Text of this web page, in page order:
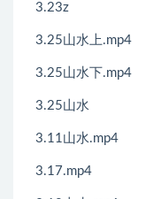
3.23z
3.25山水上.mp4
3.25山水下.mp4
3.25山水
3.11山水.mp4
3.17.mp4